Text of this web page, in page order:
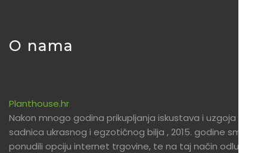
O nama
Planthouse.hr
Nakon mnogo godina prikupljanja iskustava i uzgoja
sadnica ukrasnog i egzotičnog bilja , 2015. godine smo
ponudili opciju internet trgovine, te na taj način odlučili